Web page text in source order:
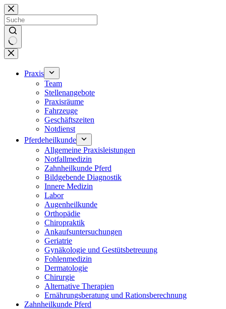
Zum
Inhalt
springen
Keine
Ergebnisse
Praxis
Team
Stellenangebote
Praxisräume
Fahrzeuge
Geschäftszeiten
Notdienst
Pferdeheilkunde
Allgemeine Praxisleistungen
Notfallmedizin
Zahnheilkunde Pferd
Bildgebende Diagnostik
Innere Medizin
Labor
Augenheilkunde
Orthopädie
Chiropraktik
Ankaufsuntersuchungen
Geriatrie
Gynäkologie und Gestütsbetreuung
Fohlenmedizin
Dermatologie
Chirurgie
Alternative Therapien
Ernährungsberatung und Rationsberechnung
Zahnheilkunde Pferd